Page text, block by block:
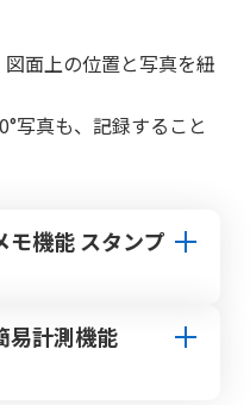
面上の位置と写真を紐
写真も、記録すること
モ機能 スタンプ
易計測機能